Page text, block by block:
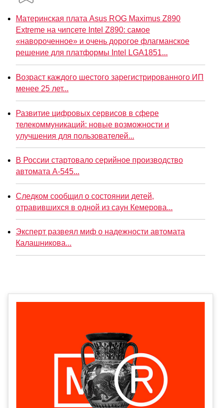
Материнская плата Asus ROG Maximus Z890
Extreme на чипсете Intel Z890: самое
«навороченное» и очень дорогое флагманское
решение для платформы Intel LGA1851...
Возраст каждого шестого зарегистрированного ИП
менее 25 лет...
Развитие цифровых сервисов в сфере
телекоммуникаций: новые возможности и
улучшения для пользователей...
В России стартовало серийное производство
автомата А-545...
Следком сообщил о состоянии детей,
отравившихся в одной из саун Кемерова...
Эксперт развеял миф о надежности автомата
Калашникова...